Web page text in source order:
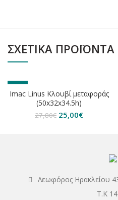
ΣΧΕΤΙΚΆ ΠΡΟΪΌΝΤΑ
-10%
ΕΞΑΝΤΛΗΘΗΚΕ
Imac Linus Κλουβί μεταφοράς
(50x32x34.5h)
27,80€ Original
25,00€Η
Λεωφόρος Ηρακλείου
Τ.Κ